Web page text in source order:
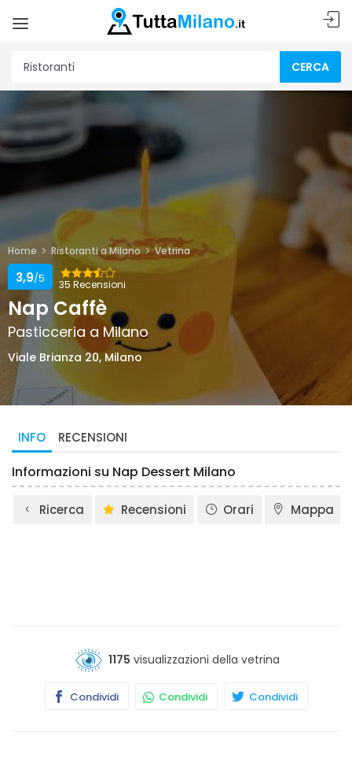
CERCA
Home Ristoranti a Milano Vetrina
35 Recensioni
3,9/5
Nap Caffè
Pasticceria a Milano
Viale Brianza 20, Milano
INFO RECENSIONI
Informazioni su Nap Dessert Milano
Ricerca Recensioni Orari Mappa
1175 visualizzazioni della vetrina
Condividi Condividi Condividi